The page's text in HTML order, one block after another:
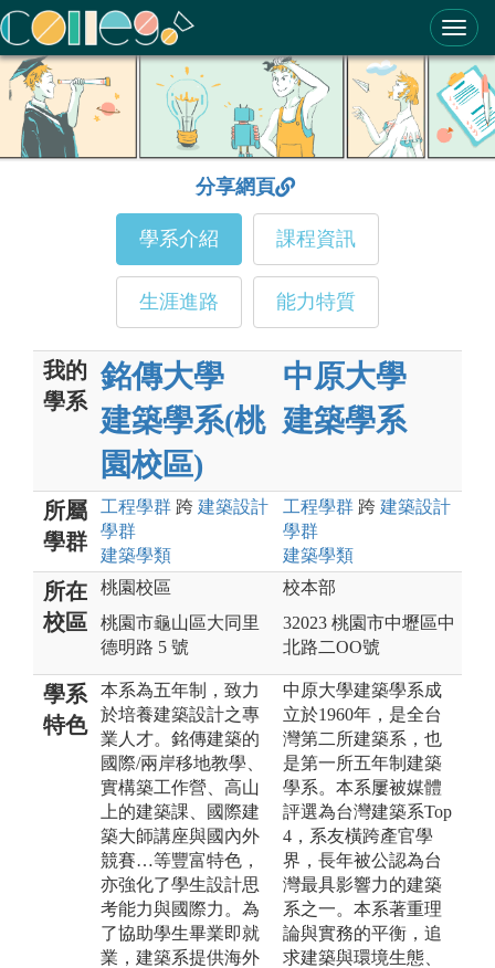
ColleGo! 大學選才與高中育才輔助系統
分享網頁
學系介紹 課程資訊
生涯進路 能力特質
我的
學系
銘傳大學
建築學系(桃
園校區)
中原大學
建築學系
所屬
學群
工程學群 跨 建築設計
學群
建築學類
工程學群 跨 建築設計
學群
建築學類
所在
校區
桃園校區
桃園市龜山區大同里
德明路 5 號
校本部
32023 桃園市中壢區中
北路二OO號
學系
特色
本系為五年制，致力
於培養建築設計之專
業人才。銘傳建築的
國際/兩岸移地教學、
實構築工作營、高山
上的建築課、國際建
築大師講座與國內外
競賽…等豐富特色，
亦強化了學生設計思
考能力與國際力。為
了協助學生畢業即就
業，建築系提供海外
中原大學建築學系成
立於1960年，是全台
灣第二所建築系，也
是第一所五年制建築
學系。本系屢被媒體
評選為台灣建築系Top
4，系友橫跨產官學
界，長年被公認為台
灣最具影響力的建築
系之一。本系著重理
論與實務的平衡，追
求建築與環境生態、